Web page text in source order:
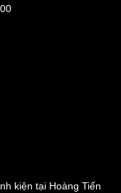
kiện tại Hoàng Tiến